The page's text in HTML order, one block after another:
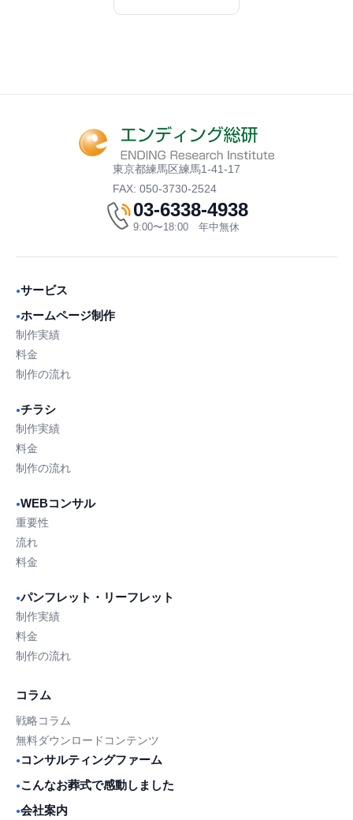
東京都練馬区練馬1-41-17
FAX: 050-3730-2524
03-6338-4938
9:00〜18:00 年中無休
●サービス
●ホームページ制作
制作実績
料金
制作の流れ
●チラシ
制作実績
料金
制作の流れ
●WEBコンサル
重要性
流れ
料金
●パンフレット・リーフレット
制作実績
料金
制作の流れ
コラム
戦略コラム
無料ダウンロードコンテンツ
● コンサルティングファーム
●こんなお葬式で感動しました
●会社案内